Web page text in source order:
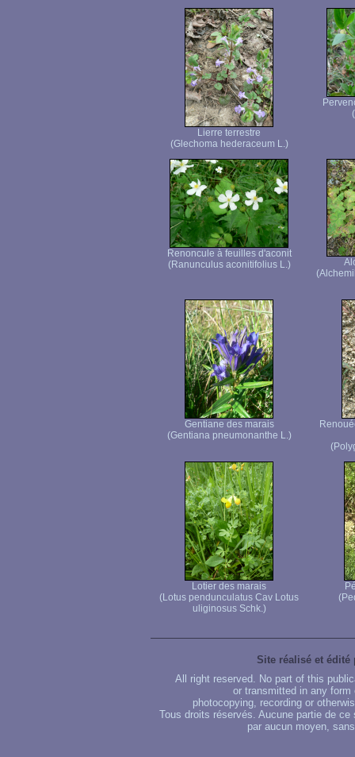
Lierre terrestre
(Glechoma hederaceum L.)
Renoncule à feuilles d'aconit
(Ranunculus aconitifolius L.)
Gentiane des marais
(Gentiana pneumonanthe L.)
Lotier des marais
(Lotus pendunculatus Cav Lotus
uliginosus Schk.)
Site réalisé et édité
All right reserved. No part of this
or transmitted in any
photocopying, recording or
Tous droits réservés. Aucune partie de
par aucun moyen,